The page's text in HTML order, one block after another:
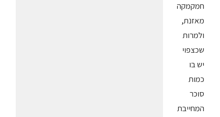
חמקמקה
מאזנת,
ולמרות
שכצפוי
יש בו
כמות
סוכר
המחייבת